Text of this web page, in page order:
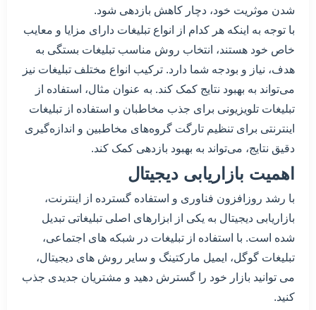
شدن موثریت خود، دچار کاهش بازدهی شود.
با توجه به اینکه هر کدام از انواع تبلیغات دارای مزایا و معایب
خاص خود هستند، انتخاب روش مناسب تبلیغات بستگی به
هدف، نیاز و بودجه شما دارد. ترکیب انواع مختلف تبلیغات نیز
می‌تواند به بهبود نتایج کمک کند. به عنوان مثال، استفاده از
تبلیغات تلویزیونی برای جذب مخاطبان و استفاده از تبلیغات
اینترنتی برای تنظیم تارگت گروه‌های مخاطبین و اندازه‌گیری
دقیق نتایج، می‌تواند به بهبود بازدهی کمک کند.
اهمیت بازاریابی دیجیتال
با رشد روزافزون فناوری و استفاده گسترده از اینترنت،
بازاریابی دیجیتال به یکی از ابزارهای اصلی تبلیغاتی تبدیل
شده است. با استفاده از تبلیغات در شبکه های اجتماعی،
تبلیغات گوگل، ایمیل مارکتینگ و سایر روش های دیجیتال،
می توانید بازار خود را گسترش دهید و مشتریان جدیدی جذب
کنید.